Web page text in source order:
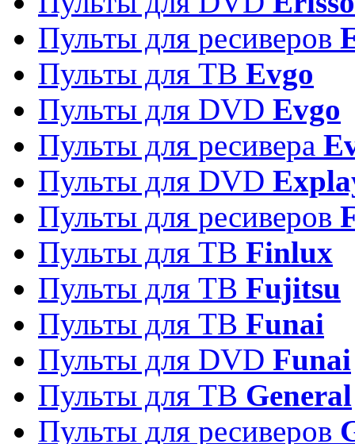
Пульты для ресиверов
Пульты для ТВ Evgo
Пульты для DVD Evgo
Пульты для ресивера
Пульты для DVD
Пульты для ресиверов
Пульты для ТВ Finlux
Пульты для ТВ Fujitsu
Пульты для ТВ Funai
Пульты для DVD Funai
Пульты для ТВ General
Пульты для ресиверов